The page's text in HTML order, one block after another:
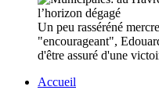
Un peu rasséréné
"encourageant",
d'être assuré d'une
Accueil